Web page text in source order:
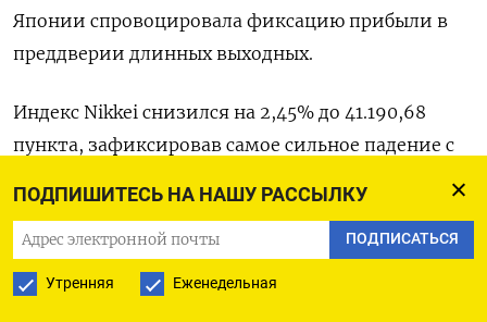
ПОДПИШИТЕСЬ НА НАШУ РАССЫЛКУ
ПОДПИСАТЬСЯ
Утренняя Еженедельная
Японии спровоцировала фиксацию прибыли в
преддверии длинных выходных.
Индекс Nikkei снизился на 2,45% до 41.190,68
пункта, зафиксировав самое сильное падение с
Более широкий индекс Topix опустился на 1,18%
до 2.894,56 пункта.